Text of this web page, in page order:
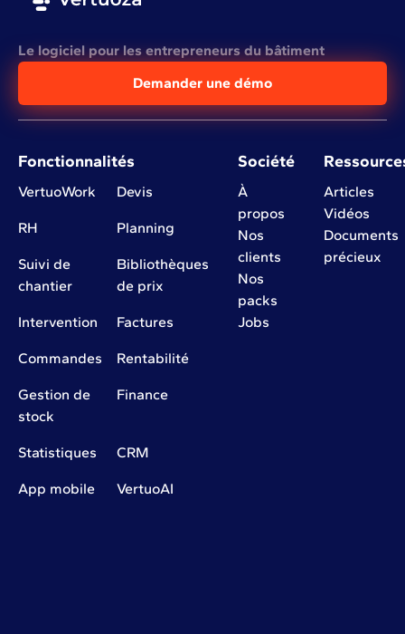
Le logiciel pour les entrepreneurs du bâtiment
Demander une démo
Fonctionnalités
VertuoWork Devis
RH Planning
Suivi de
chantier
Bibliothèques
de prix
Intervention Factures
Commandes Rentabilité
Gestion de
stock
Finance
Statistiques CRM
App mobile VertuoAI
Société
À
propos
Nos
clients
Nos
packs
Jobs
Articles
Vidéos
Documents
précieux